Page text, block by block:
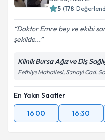
5 (178
Doktor Emre bey ve ekibi
şekilde...
Klinik Bursa Ağız ve Diş
Fethiye Mahallesi, Sanayi Cad.
En Yakın Saatler
16:00
16:30